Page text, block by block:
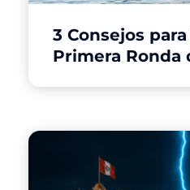
3 Consejos
Primera Ronda